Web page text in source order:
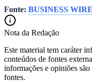
São Paulo
Fonte: BUSINESS WIRE
Nota da Redação
Este material tem caráter
conteúdos de fontes
informações e opiniões
fontes.